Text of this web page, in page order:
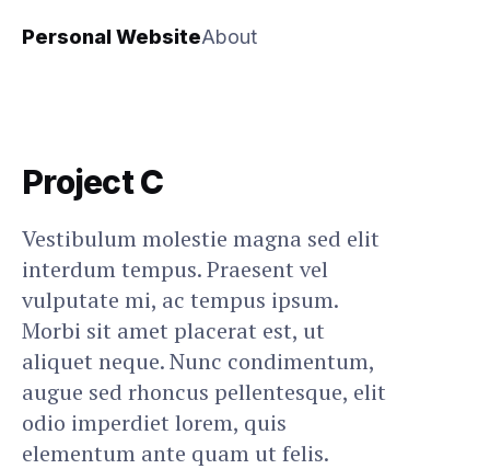
Personal WebsiteAbout
Project C
Vestibulum molestie magna sed elit
interdum tempus. Praesent vel
vulputate mi, ac tempus ipsum.
Morbi sit amet placerat est, ut
aliquet neque. Nunc condimentum,
augue sed rhoncus pellentesque, elit
odio imperdiet lorem, quis
elementum ante quam ut felis.